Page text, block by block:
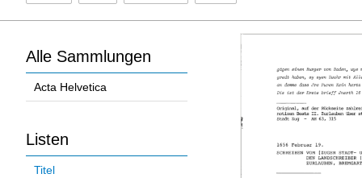
Alle Sammlungen
Acta Helvetica
Listen
Titel